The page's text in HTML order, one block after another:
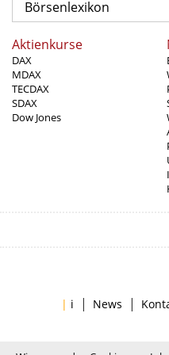
Börsenlexikon
Aktienkurse
DAX
MDAX
TECDAX
SDAX
Dow Jones
| i | News |